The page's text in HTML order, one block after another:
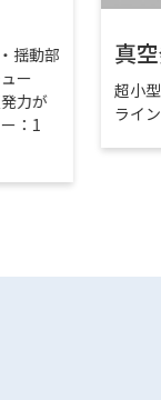
揺動部
ー
力が
：1
真
超小
ライ